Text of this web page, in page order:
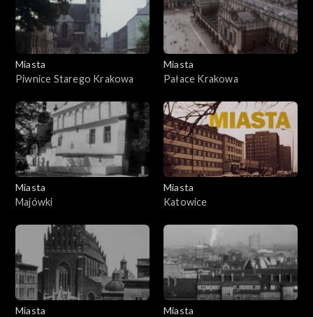
Miasta
Piwnice Starego Krakowa
Miasta
Pałace Krakowa
Miasta
Majówki
Miasta
Katowice
Miasta
Miasta